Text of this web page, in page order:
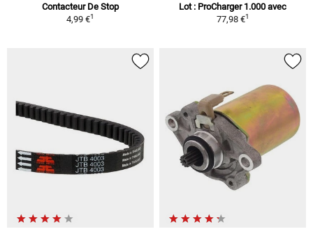
Contacteur De Stop
4,99 €1
Lot : ProCharger 1.000 avec
77,98 €1